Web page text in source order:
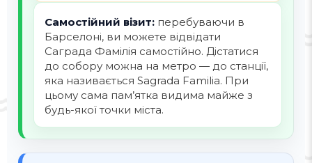
Самостійний візит: перебуваючи в
Барселоні, ви можете відвідати
Саграда Фамілія самостійно. Дістатися
до собору можна на метро — до станції,
яка називається Sagrada Familia. При
цьому сама пам’ятка видима майже з
будь-якої точки міста.